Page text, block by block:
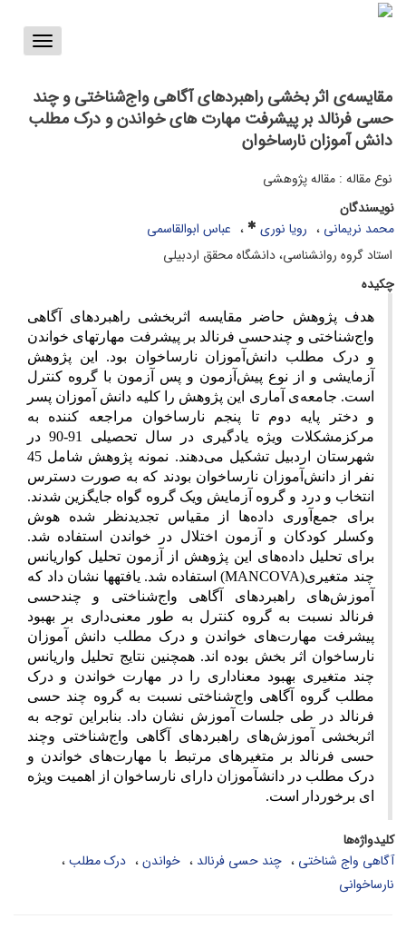
Toggle
مقایسه‌ی اثر بخشی راهبردهای آگاهی واج‌شناختی و چند
حسی فرنالد بر پیشرفت مهارت های خواندن و درک مطلب
دانش آموزان نارساخوان
نوع مقاله : مقاله پژوهشی
نویسندگان
محمد نریمانی
رویا نوری
عباس ابوالقاسمی
استاد گروه روانشناسی، دانشگاه محقق اردبیلی
چکیده
هدف پژوهش حاضر مقایسه اثربخشی راهبردهای آگاهی
واج‌شناختی و چندحسی فرنالد بر پیشرفت مهارتهای خواندن
و درک مطلب دانش‌آموزان نارساخوان بود. این پژوهش
آزمایشی و از نوع پیش‌آزمون و پس آزمون با گروه کنترل
است. جامعه‌ی آماری این پژوهش را کلیه دانش آموزان پسر
و دختر پایه دوم تا پنجم نارساخوان مراجعه کننده به
مرکزمشکلات ویژه یادگیری در سال تحصیلی 91-90 در
شهرستان اردبیل تشکیل می‌دهند. نمونه پژوهش شامل 45
نفر از دانش‌آموزان نارساخوان بودند که به صورت دسترس
انتخاب و درد و گروه آزمایش ویک گروه گواه جایگزین شدند.
برای جمع‌آوری داده‌ها از مقیاس تجدیدنظر شده هوش
وکسلر کودکان و آزمون اختلال در خواندن استفاده شد.
برای تحلیل داده‌های این پژوهش از آزمون تحلیل کواریانس
چند متغیری(
MANCOVA) استفاده شد. یافته­ها نشان داد که
آموزش‌های راهبردهای آگاهی واج‌شناختی و چندحسی
فرنالد نسبت به گروه کنترل به طور معنی‌داری بر بهبود
پیشرفت مهارت‌های خواندن و درک مطلب دانش آموزان
نارساخوان اثر بخش بوده اند. همچنین نتایج تحلیل واریانس
چند متغیری بهبود معناداری را در مهارت خواندن و درک
مطلب گروه آگاهی واج‌شناختی نسبت به گروه چند حسی
فرنالد در طی جلسات آموزش نشان داد. بنابراین توجه به
اثربخشی آموزش‌های راهبردهای آگاهی واج‌شناختی وچند
حسی فرنالد بر متغیرهای مرتبط با مهارت‌های خواندن و
درک مطلب در دانش­آموزان دارای نارساخوان از اهمیت ویژه
ای برخوردار است.
کلیدواژه‌ها
آگاهی واج شناختی
چند حسی فرنالد خواندن
درک مطلب
نارساخوانی